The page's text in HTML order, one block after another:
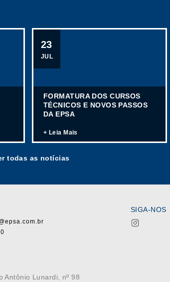
23
JUL
FORMATURA DOS CURSOS
TÉCNICOS E NOVOS PASSOS
DA EPSA
+ Leia Mais
todas as notícias
Antônio Lunardi, nº 98
SIGA-NOS